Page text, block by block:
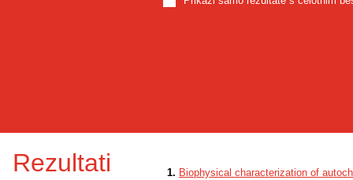
Rezultati 1. Biophysical characterization of